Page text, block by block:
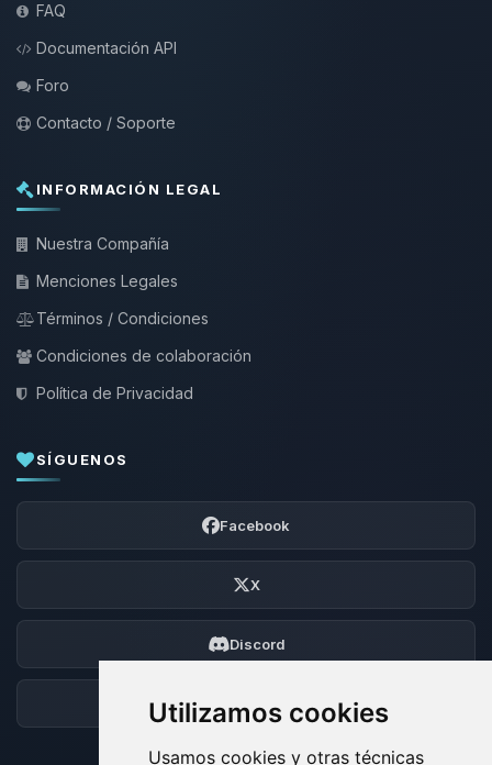
Utilizamos cookies
Usamos cookies y otras técnicas
FAQ
Documentación API
Foro
Contacto / Soporte
INFORMACIÓN LEGAL
Nuestra Compañía
Menciones Legales
Términos / Condiciones
Condiciones de colaboración
Política de Privacidad
SÍGUENOS
Facebook
X
Discord
Foro